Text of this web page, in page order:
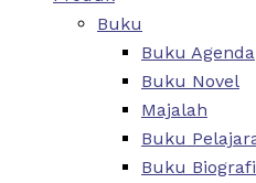
Buku
Buku Agenda
Buku Novel
Majalah
Buku
Buku Biografi